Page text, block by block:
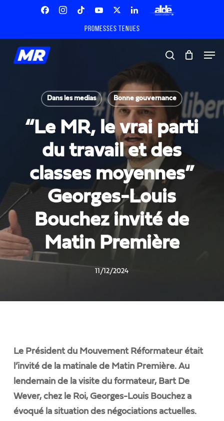
content
Twitter
Linkedin ALDE
Promesses tenues
search
Dans les medias Bonne gouvernance
“Le MR, le vrai parti
du travail et des
classes moyennes”
Georges-Louis
Bouchez invité de
Matin Première
11/12/2024
Le Président du Mouvement Réformateur était
l’invité de la matinale de Matin Première. Au
lendemain de la visite du formateur, Bart De
Wever, chez le Roi, Georges-Louis Bouchez a
évoqué la situation des négociations actuelles.